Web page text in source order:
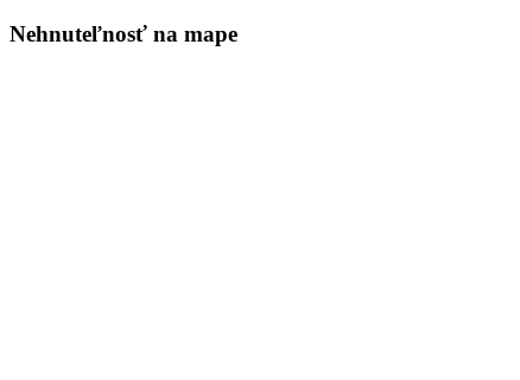
Nehnuteľnosť na mape